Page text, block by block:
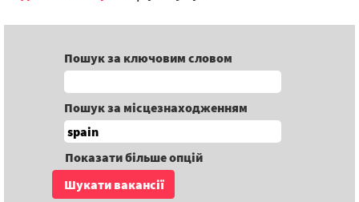
Пошук за ключовим словом
Пошук за місцезнаходженням
Показати більше опцій